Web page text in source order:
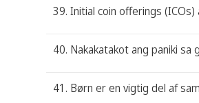
39. Initial coin offerings
40. Nakakatakot ang paniki sa
41. Børn er en vigtig del af